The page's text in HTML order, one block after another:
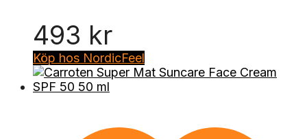
493 kr
Köp hos NordicFeel